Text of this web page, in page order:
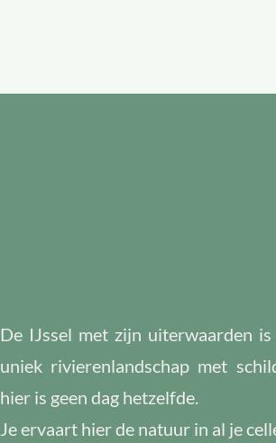
De IJssel met zijn uiterwaarden
uniek rivierenlandschap met
hier is geen dag hetzelfde.
Je ervaart hier de natuur in al je